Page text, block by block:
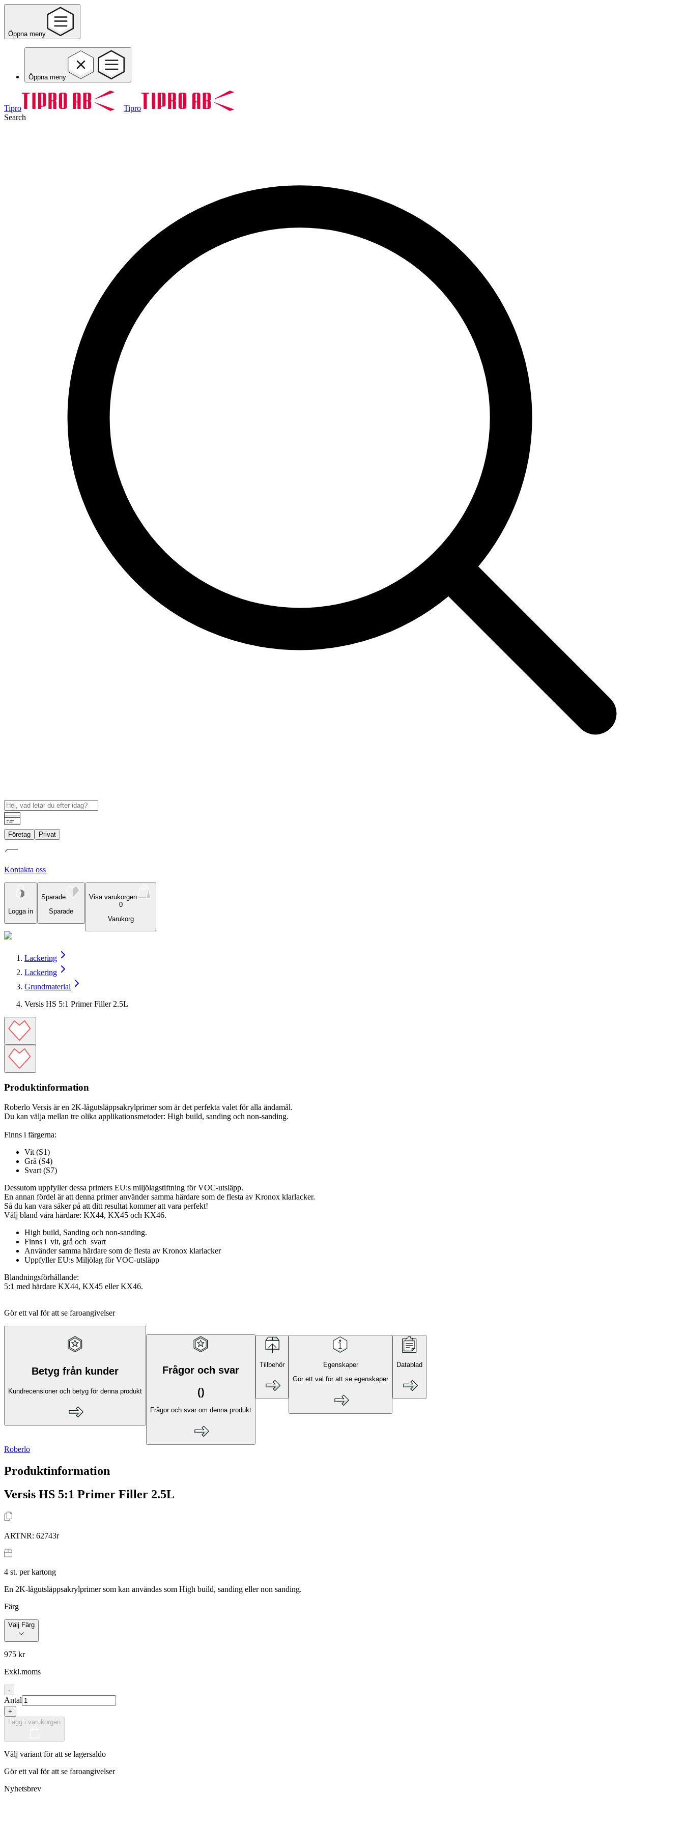
Öppna meny
Öppna meny
Tipro
Tipro
Search
Företag Privat
Kontakta oss
Logga in
Sparade
Sparade
Visa varukorgen
0
Varukorg
Lackering
Lackering
Grundmaterial
Versis HS 5:1 Primer Filler 2.5L
Produktinformation
Roberlo Versis är en 2K-lågutsläppsakrylprimer som är det perfekta valet för alla ändamål.
Du kan välja mellan tre olika applikationsmetoder: High build, sanding och non-sanding.
Finns i färgerna:
Vit (S1)
Grå (S4)
Svart (S7)
Dessutom uppfyller dessa primers EU:s miljölagstiftning för VOC-utsläpp.
En annan fördel är att denna primer använder samma härdare som de flesta av Kronox klarlacker.
Så du kan vara säker på att ditt resultat kommer att vara perfekt!
Välj bland våra härdare: KX44, KX45 och KX46.
High build, Sanding och non-sanding.
Finns i vit, grå och svart
Använder samma härdare som de flesta av Kronox klarlacker
Uppfyller EU:s Miljölag för VOC-utsläpp
Blandningsförhållande:
5:1 med härdare KX44, KX45 eller KX46.
Gör ett val för att se faroangivelser
Betyg från kunder
Kundrecensioner och betyg för denna produkt
Frågor och svar
()
Frågor och svar om denna produkt
Tillbehör
Egenskaper
Gör ett val för att se egenskaper
Datablad
Roberlo
Produktinformation
Versis HS 5:1 Primer Filler 2.5L
ARTNR: 62743r
4 st. per kartong
En 2K-lågutsläppsakrylprimer som kan användas som High build, sanding eller non sanding.
Färg
Välj Färg
975 kr
Exkl.moms
-
Antal
+
Lägg i varukorgen
Välj variant för att se lagersaldo
Gör ett val för att se faroangivelser
Nyhetsbrev